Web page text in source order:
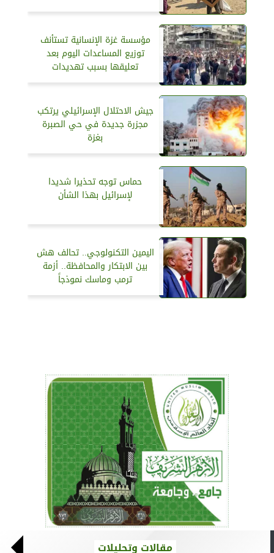
مؤسسة غزة الإنسانية تستأنف
توزيع المساعدات اليوم بعد
تعليقها بسبب تهديدات
جيش الاحتلال الإسرائيلي يرتكب
مجزرة جديدة في حي الصبرة
بغزة
حماس توجه تحذيرا شديدا
لإسرائيل بهذا الشأن
اليمين التكنولوجي.. تحالف هش
بين الابتكار والمحافظة.. أزمة
ترمب وماسك نموذجاً
مقالات وتحليلات